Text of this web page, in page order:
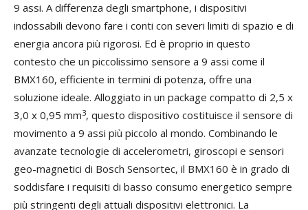
9 assi. A differenza degli smartphone, i dispositivi
indossabili devono fare i conti con severi limiti di spazio e di
energia ancora più rigorosi. Ed è proprio in questo
contesto che un piccolissimo sensore a 9 assi come il
BMX160, efficiente in termini di potenza, offre una
soluzione ideale. Alloggiato in un package compatto di 2,5 x
3,0 x 0,95 mm3, questo dispositivo costituisce il sensore di
movimento a 9 assi più piccolo al mondo. Combinando le
avanzate tecnologie di accelerometri, giroscopi e sensori
geo-magnetici di Bosch Sensortec, il BMX160 è in grado di
soddisfare i requisiti di basso consumo energetico sempre
più stringenti degli attuali dispositivi elettronici. La